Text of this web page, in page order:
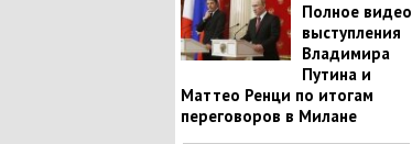
Полное видео
выступления
Владимира
Путина и
Маттео Ренци по итогам
переговоров в Милане